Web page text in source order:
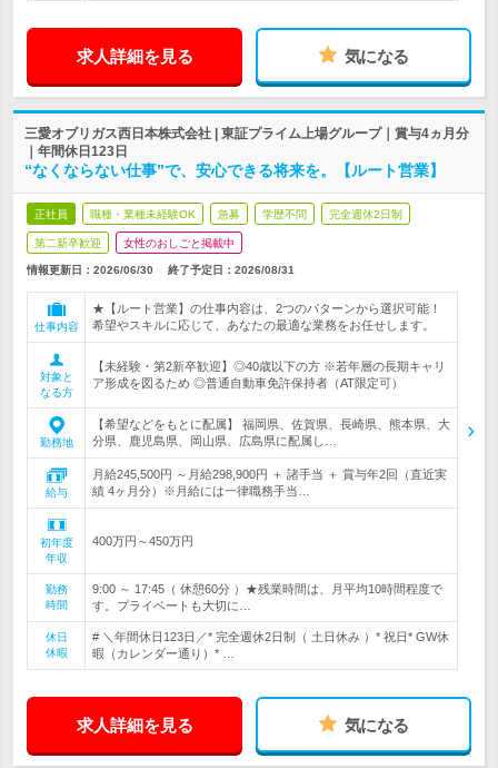
求人詳細を見る 気になる
三愛オブリガス西日本株式会社 | 東証プライム上場グループ｜賞与4ヵ月分
｜年間休日123日
“なくならない仕事”で、安心できる将来を。【ルート営業】
正社員 職種・業種未経験OK 急募 学歴不問 完全週休2日制
第二新卒歓迎 女性のおしごと掲載中
情報更新日：2026/06/30 終了予定日： 2026/08/31
仕事内容
★【ルート営業】の仕事内容は、2つのパターンから選択可能！
希望やスキルに応じて、あなたの最適な業務をお任せします。
対象と
なる方
【未経験・第2新卒歓迎】◎40歳以下の方 ※若年層の長期キャリ
ア形成を図るため ◎普通自動車免許保持者（AT限定可）
勤務地
【希望などをもとに配属】 福岡県、佐賀県、長崎県、熊本県、大
分県、鹿児島県、岡山県、広島県に配属し…
給与
月給245,500円 ～月給298,900円 ＋ 諸手当 ＋ 賞与年2回（直近実
績 4ヶ月分）※月給には一律職務手当…
初年度
年収
400万円～450万円
勤務
時間
9:00 ～ 17:45（ 休憩60分 ）★残業時間は、月平均10時間程度で
す。プライベートも大切に…
休日
休暇
# ＼年間休日123日／* 完全週休2日制（ 土日休み ）* 祝日* GW休
暇（カレンダー通り）* …
求人詳細を見る 気になる